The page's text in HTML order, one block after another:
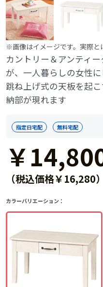
※画像はイメージです。実際と
カントリー＆アンティ
が、一人暮らしの女性に
跳ね上げ式の天板を起
納部が現れます
指定日宅配 無料宅配
￥
（税込価格￥16,280）
カラーバリエーション：